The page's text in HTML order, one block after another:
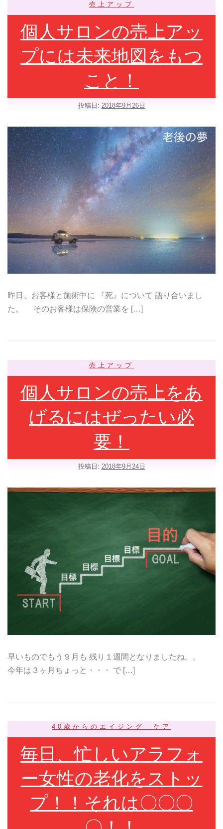
売上アップ
個人サロンの売上アッ
プには未来地図をもつ
こと！
投稿日: 2018年9月26日
昨日、お客様と施術中に 『死』について 語り合いまし
た。 そのお客様は保険の営業を […]
売上アップ
個人サロンの売上をあ
げるにはぜったい必
要！
投稿日: 2018年9月24日
早いものでもう９月も 残り１週間となりましたね。。
今年は３ヶ月ちょっと・・・ で […]
40歳からのエイジング ケア
毎日、忙しいアラフォ
ー女性の老化をストッ
プ！！それは〇〇〇